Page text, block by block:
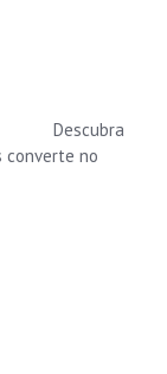
Descubra
converte no